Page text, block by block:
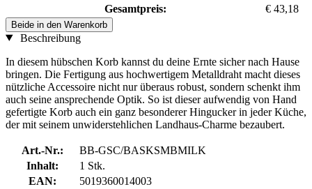
Gesamtpreis:
€ 43,18
Beide in den Warenkorb
Beschreibung
In diesem hübschen Korb kannst du deine Ernte sicher nach Hause
bringen. Die Fertigung aus hochwertigem Metalldraht macht dieses
nützliche Accessoire nicht nur überaus robust, sondern schenkt ihm
auch seine ansprechende Optik. So ist dieser aufwendig von Hand
gefertigte Korb auch ein ganz besonderer Hingucker in jeder Küche,
der mit seinem unwiderstehlichen Landhaus-Charme bezaubert.
Art.-Nr.:
BB-GSC/BASKSMBMILK
Inhalt:
1 Stk.
EAN:
5019360014003